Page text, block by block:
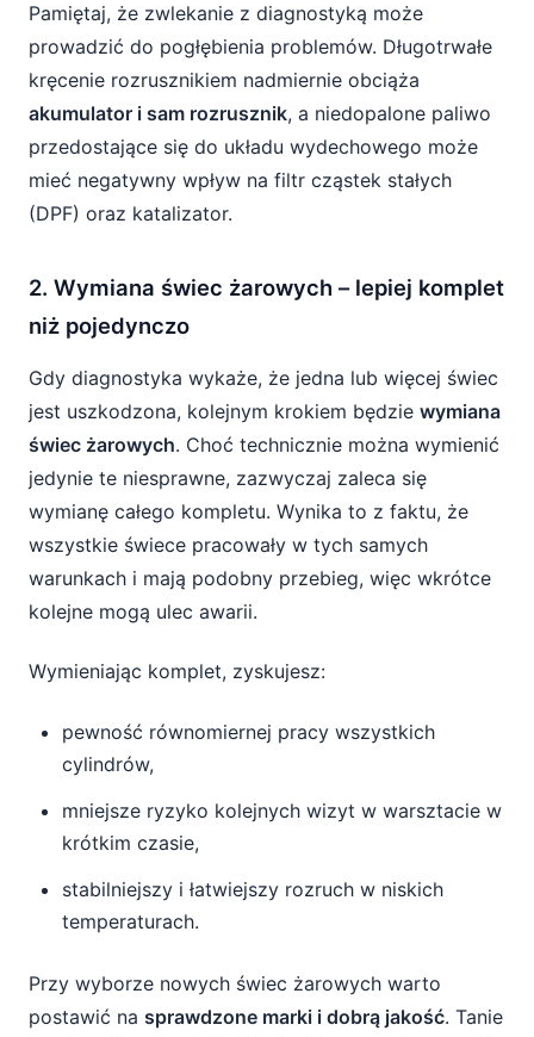
Pamiętaj, że zwlekanie z diagnostyką może
prowadzić do pogłębienia problemów. Długotrwałe
kręcenie rozrusznikiem nadmiernie obciąża
akumulator i sam rozrusznik, a niedopalone paliwo
przedostające się do układu wydechowego może
mieć negatywny wpływ na filtr cząstek stałych
(DPF) oraz katalizator.
2. Wymiana świec żarowych – lepiej komplet
niż pojedynczo
Gdy diagnostyka wykaże, że jedna lub więcej świec
jest uszkodzona, kolejnym krokiem będzie wymiana
świec żarowych. Choć technicznie można wymienić
jedynie te niesprawne, zazwyczaj zaleca się
wymianę całego kompletu. Wynika to z faktu, że
wszystkie świece pracowały w tych samych
warunkach i mają podobny przebieg, więc wkrótce
kolejne mogą ulec awarii.
Wymieniając komplet, zyskujesz:
pewność równomiernej pracy wszystkich
cylindrów,
mniejsze ryzyko kolejnych wizyt w warsztacie w
krótkim czasie,
stabilniejszy i łatwiejszy rozruch w niskich
temperaturach.
Przy wyborze nowych świec żarowych warto
postawić na sprawdzone marki i dobrą jakość. Tanie